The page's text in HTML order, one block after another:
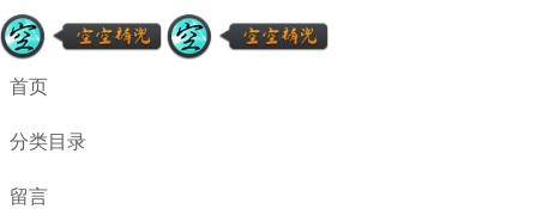
首页
分类目录
留言